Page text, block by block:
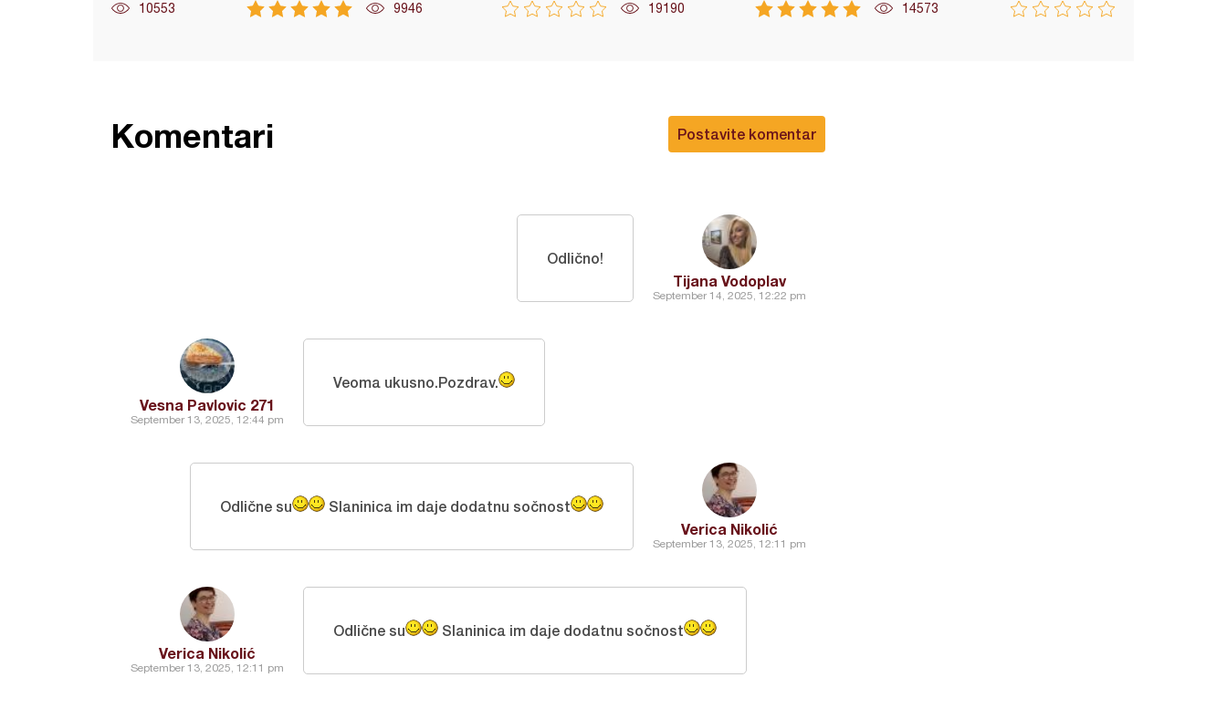
10553 9946 19190 14573
Postavite komentar
Komentari
Tijana Vodoplav
September 14, 2025, 12:22 pm
Odlično!
Vesna Pavlovic 271
September 13, 2025, 12:44 pm
Veoma ukusno.Pozdrav.
Verica Nikolić
September 13, 2025, 12:11 pm
Odlične su Slaninica im daje dodatnu sočnost
Verica Nikolić
September 13, 2025, 12:11 pm
Odlične su Slaninica im daje dodatnu sočnost